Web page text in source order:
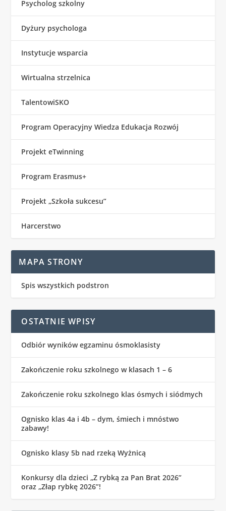
Psycholog szkolny
Dyżury psychologa
Instytucje wsparcia
Wirtualna strzelnica
TalentowiSKO
Program Operacyjny Wiedza Edukacja Rozwój
Projekt eTwinning
Program Erasmus+
Projekt „Szkoła sukcesu”
Harcerstwo
MAPA STRONY
Spis wszystkich podstron
OSTATNIE WPISY
Odbiór wyników egzaminu ósmoklasisty
Zakończenie roku szkolnego w klasach 1 – 6
Zakończenie roku szkolnego klas ósmych i siódmych
Ognisko klas 4a i 4b – dym, śmiech i mnóstwo
zabawy!
Ognisko klasy 5b nad rzeką Wyżnicą
Konkursy dla dzieci „Z rybką za Pan Brat 2026”
oraz „Złap rybkę 2026”!